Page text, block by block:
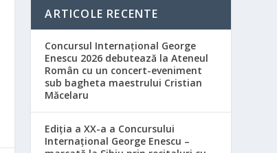
ARTICOLE RECENTE
Concursul Internațional George
Enescu 2026 debutează la Ateneul
Român cu un concert-eveniment
sub bagheta maestrului Cristian
Măcelaru
Ediția a XX-a a Concursului
Internațional George Enescu –